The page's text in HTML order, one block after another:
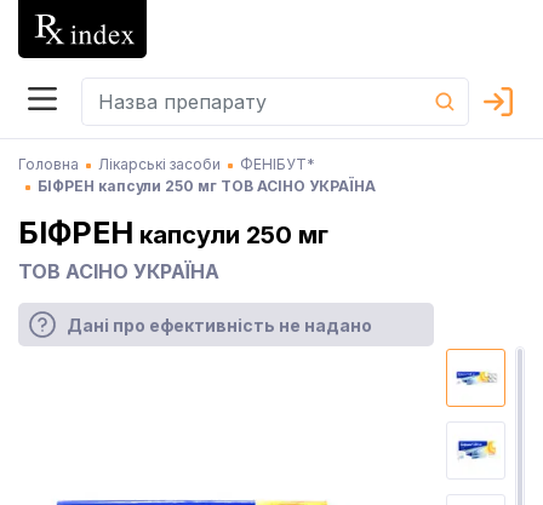
Головна Лікарські засоби
ФЕНІБУТ*
БІФРЕН капсули 250 мг ТОВ АСІНО УКРАЇНА
БІФРЕН капсули 250 мг
ТОВ АСІНО УКРАЇНА
Дані про ефективність не надано